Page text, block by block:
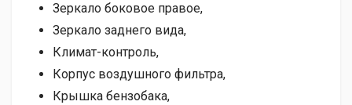
Зеркало боковое правое,
Зеркало заднего вида,
Климат-контроль,
Корпус воздушного фильтра,
Крышка бензобака,